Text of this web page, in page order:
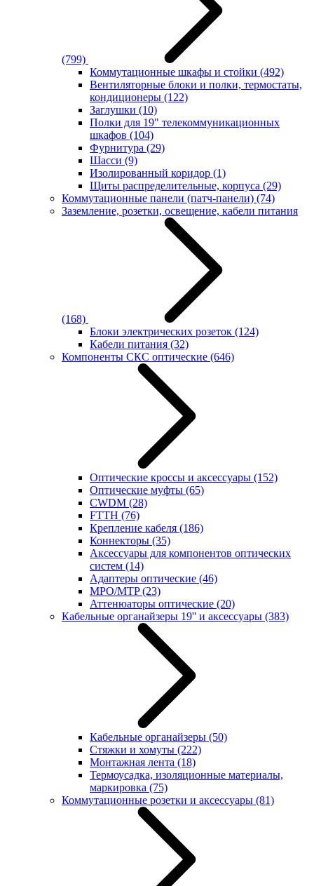
(799)
Коммутационные шкафы и стойки (492)
Вентиляторные блоки и полки, термостаты,
кондиционеры (122)
Заглушки (10)
Полки для 19" телекоммуникационных
шкафов (104)
Фурнитура (29)
Шасси (9)
Изолированный коридор (1)
Щиты распределительные, корпуса (29)
Коммутационные панели (патч-панели) (74)
Заземление, розетки, освещение, кабели питания
(168)
Блоки электрических розеток (124)
Кабели питания (32)
Компоненты СКС оптические (646)
Оптические кроссы и аксессуары (152)
Оптические муфты (65)
CWDM (28)
FTTH (76)
Крепление кабеля (186)
Коннекторы (35)
Аксессуары для компонентов оптических
систем (14)
Адаптеры оптические (46)
MPO/MTP(23)
Аттенюаторы оптические (20)
Кабельные органайзеры 19'' и аксессуары (383)
Кабельные органайзеры (50)
Стяжки и хомуты (222)
Монтажная лента (18)
Термоусадка, изоляционные материалы,
маркировка (75)
Коммутационные розетки и аксессуары (81)